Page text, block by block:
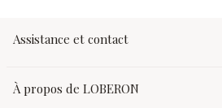
Assistance et contact
À propos de LOBERON